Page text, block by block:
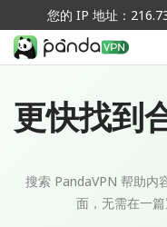
您的 IP 地址：
更快找到
搜索 PandaVPN 帮助内
面，无需在一